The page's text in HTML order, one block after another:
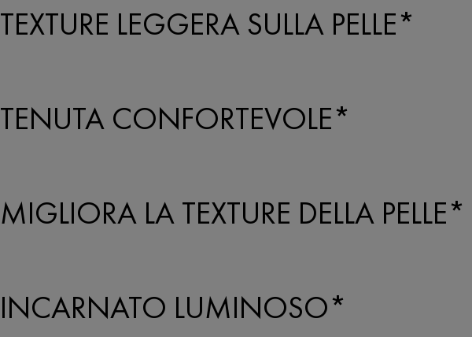
TEXTURE LEGGERA SULLA PELLE*
TENUTA CONFORTEVOLE*
MIGLIORA LA TEXTURE DELLA PELLE*
INCARNATO LUMINOSO*